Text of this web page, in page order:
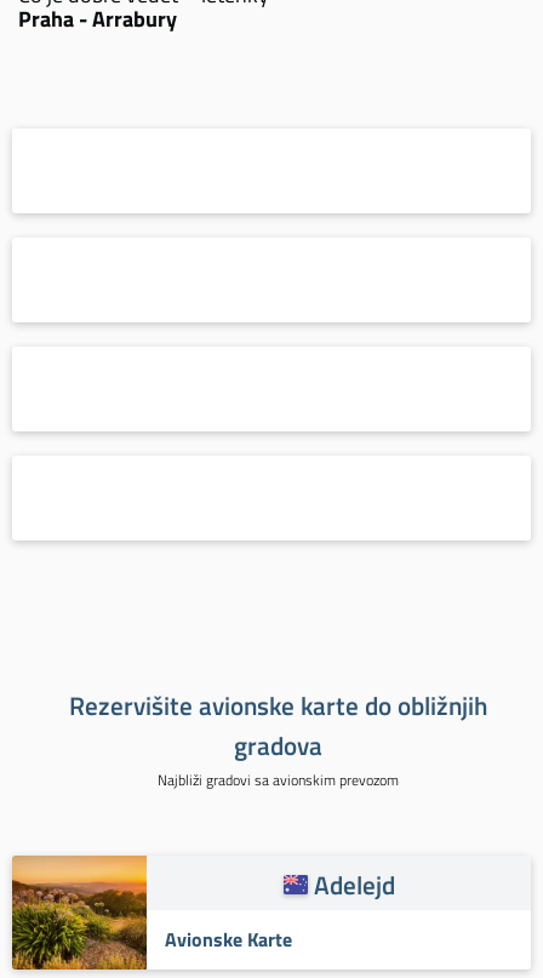
Praha - Arrabury
Rezervišite avionske karte do obližnjih
gradova
Najbliži gradovi sa avionskim prevozom
Adelejd
Avionske Karte